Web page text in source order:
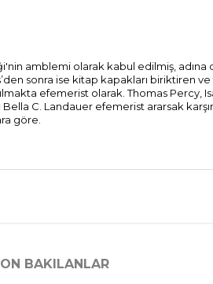
amblemi olarak kabul edilmiş, adına
sonra ise kitap kapakları biriktiren
efemerist olarak. Thomas Percy,
C. Landauer efemerist ararsak
göre.
BAKILANLAR